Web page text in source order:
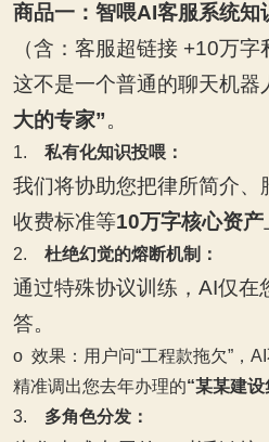
商品一：智喂AI客服系统知
（含：客服超链接 +10万字
这不是一个普通的聊天机器
大的专家”。
1. 私有化知识投喂：
我们将协助您把律所简介、
收费标准等10万字核心资产
2. 杜绝幻觉的熔断机制：
通过特殊协议训练，AI仅在
答。
o 效果： 用户问“工程款拖欠”，
精准调出您去年办理的“某某建
3. 多角色分发：